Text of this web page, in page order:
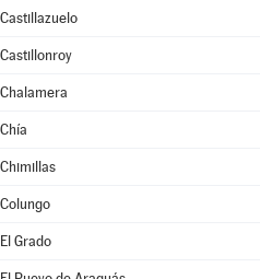
Castillazuelo
Castillonroy
Chalamera
Chía
Chimillas
Colungo
El Grado